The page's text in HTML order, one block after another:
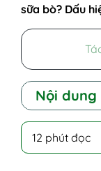
sữa bò? Dấu
Nội dung
II -
12 phút đọc